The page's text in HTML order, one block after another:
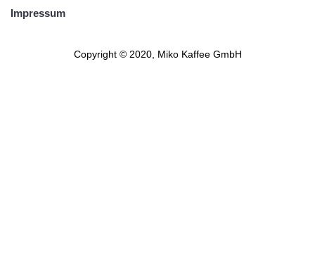
Impressum
Copyright © 2020, Miko Kaffee GmbH